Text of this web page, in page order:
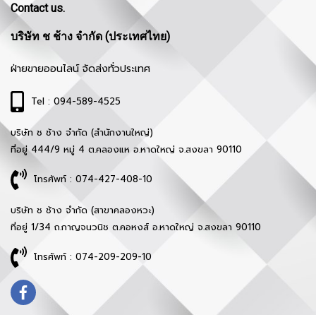
Contact us.
บริษัท ช ช้าง จำกัด (ประเทศไทย)
ฝ่ายขายออนไลน์ จัดส่งทั่วประเทศ
Tel : 094-589-4525
บริษัท ช ช้าง จำกัด (สำนักงานใหญ่)
ที่อยู่ 444/9 หมู่ 4 ต.คลองแห อ.หาดใหญ่ จ.สงขลา 90110
โทรศัพท์ : 074-427-408-10
บริษัท ช ช้าง จำกัด (สาขาคลองหวะ)
ที่อยู่ 1/34 ถ.กาญจนวนิช ต.คอหงส์ อ.หาดใหญ่ จ.สงขลา 90110
โทรศัพท์ : 074-209-209-10